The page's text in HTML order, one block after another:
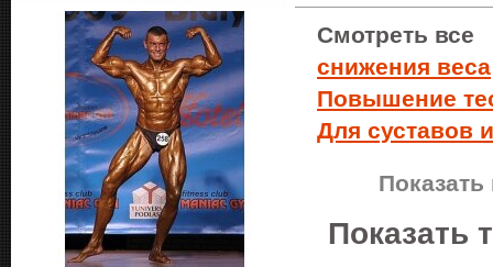
Смотреть все
снижения веса
Повышение
Для суставов
Показать